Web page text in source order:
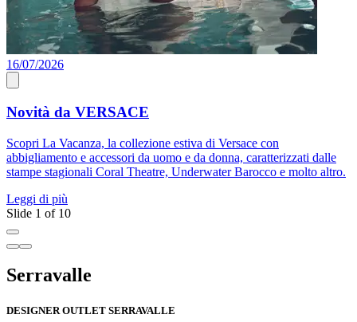
16/07/2026
Novità da VERSACE
Scopri La Vacanza, la collezione estiva di Versace con
abbigliamento e accessori da uomo e da donna, caratterizzati dalle
stampe stagionali Coral Theatre, Underwater Barocco e molto altro.
Leggi di più
Slide 1 of 10
Serravalle
DESIGNER OUTLET SERRAVALLE